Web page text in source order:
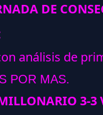
DE
análisis de
POR MAS.
3-3